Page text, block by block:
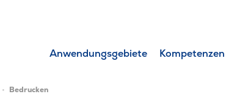
Anwendungsgebiete Kompetenzen
Bedrucken